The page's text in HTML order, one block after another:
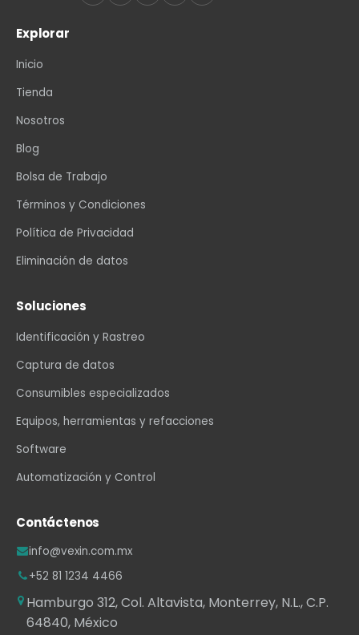
Explorar
Inicio
Tienda
Nosotros
Blog
Bolsa de Trabajo
Términos y Condiciones
Política de Privacidad
Eliminación de datos
Soluciones
Identificación y Rastreo
Captura de datos
Consumibles especializados
Equipos, herramientas y refacciones
Software
Automatización y Control
Contáctenos
info@vexin.com.mx
+52 81 1234 4466
Hamburgo 312, Col. Altavista, Monterrey, N.L., C.P.
64840, México